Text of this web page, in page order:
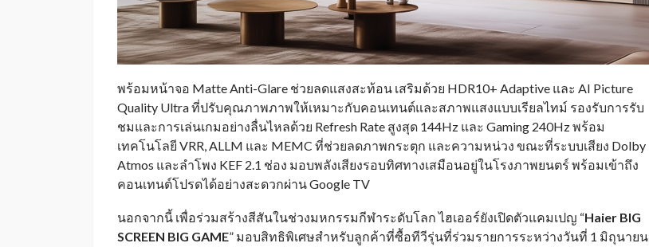
พร้อมหน้าจอ Matte Anti-Glare ช่วยลดแสงสะท้อน เสริมด้วย HDR10+ Adaptive และ AI Picture
Quality Ultra ที่ปรับคุณภาพภาพให้เหมาะกับคอนเทนต์และสภาพแสงแบบเรียลไทม์ รองรับการรับ
ชมและการเล่นเกมอย่างลื่นไหลด้วย Refresh Rate สูงสุด 144Hz และ Gaming 240Hz พร้อม
เทคโนโลยี VRR, ALLM และ MEMC ที่ช่วยลดภาพกระตุก และความหน่วง ขณะที่ระบบเสียง Dolby
Atmos และลำโพง KEF 2.1 ช่อง มอบพลังเสียงรอบทิศทางเสมือนอยู่ในโรงภาพยนตร์ พร้อมเข้าถึง
คอนเทนต์โปรดได้อย่างสะดวกผ่าน Google TV
นอกจากนี้ เพื่อร่วมสร้างสีสันในช่วงมหกรรมกีฬาระดับโลก ไฮเออร์ยังเปิดตัวแคมเปญ “Haier BIG
SCREEN BIG GAME” มอบสิทธิพิเศษสำหรับลูกค้าที่ซื้อทีวีรุ่นที่ร่วมรายการระหว่างวันที่ 1 มิถุนายน